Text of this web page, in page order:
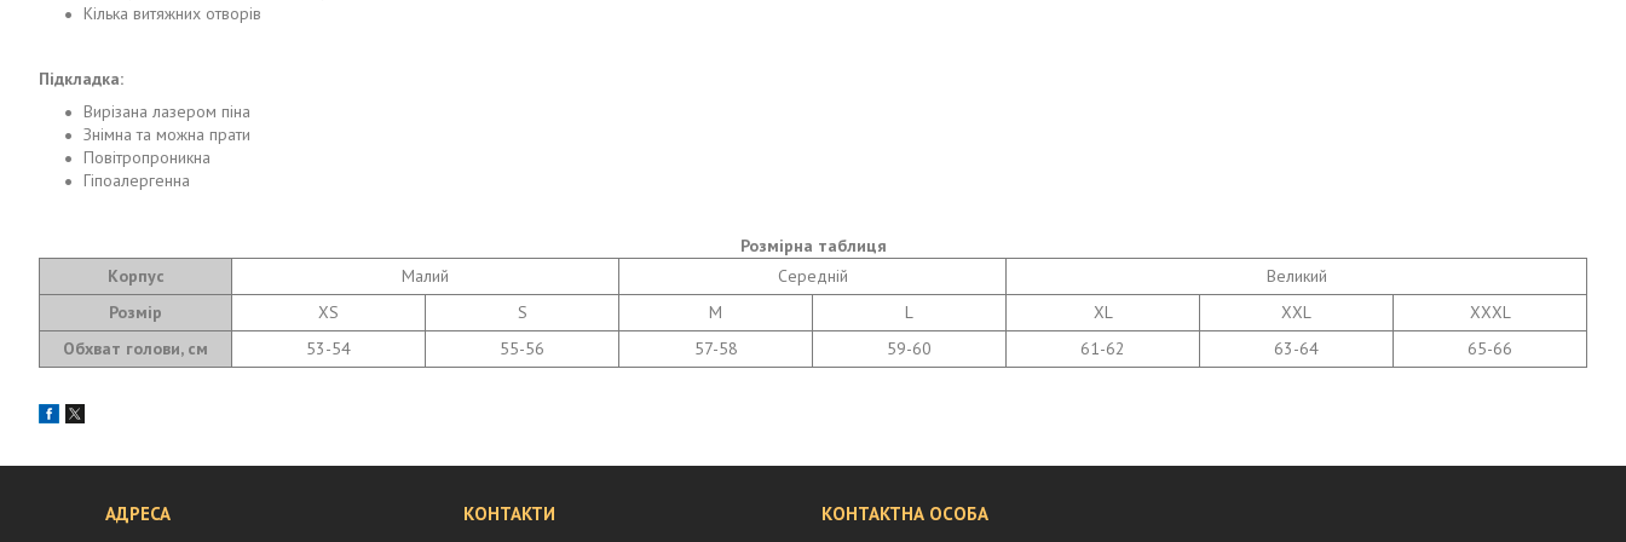
Кілька витяжних отворів
Підкладка:
Вирізана лазером піна
Знімна та можна прати
Повітропроникна
Гіпоалергенна
Розмірна таблиця
Корпус
Малий Середній
Великий
Розмір
XS S M L XL XXL
XXXL
Обхват голови, см
53-54 55-56 57-58 59-60 61-62 63-64 65-66